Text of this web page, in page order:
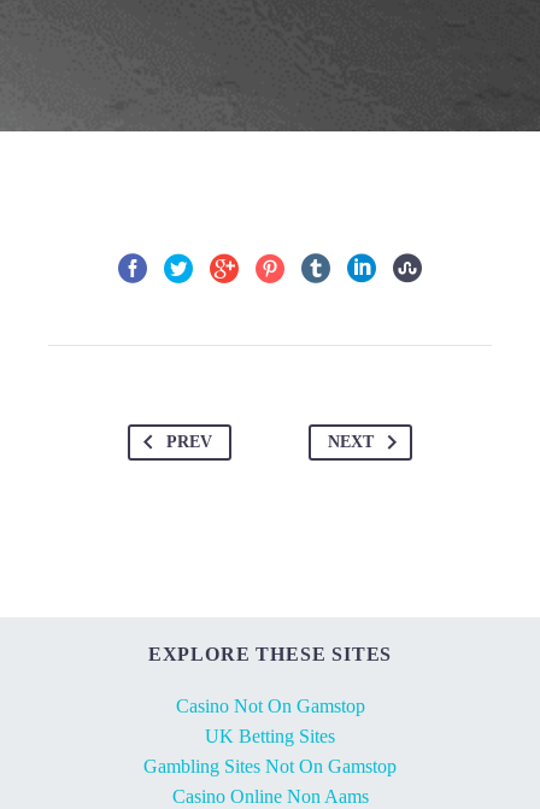
PREV NEXT
EXPLORE THESE SITES
Casino Not On Gamstop
UK Betting Sites
Gambling Sites Not On Gamstop
Casino Online Non Aams